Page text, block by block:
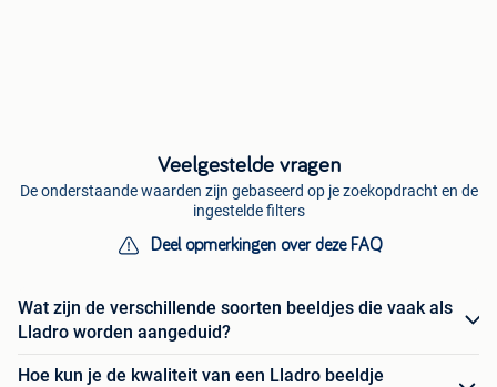
Veelgestelde vragen
De onderstaande waarden zijn gebaseerd op je zoekopdracht en de
ingestelde filters
Deel opmerkingen over deze FAQ
Wat zijn de verschillende soorten beeldjes die vaak als
Lladro worden aangeduid?
Hoe kun je de kwaliteit van een Lladro beeldje